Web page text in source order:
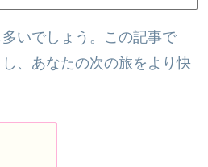
いでしょう。この記事で
、あなたの次の旅をより快